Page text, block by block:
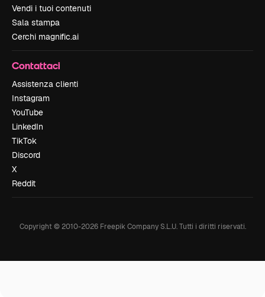
Vendi i tuoi contenuti
Sala stampa
Cerchi magnific.ai
Contattaci
Assistenza clienti
Instagram
YouTube
LinkedIn
TikTok
Discord
X
Reddit
Copyright © 2010-2026Freepik Company S.L.U. Tutti i diritti riservati.